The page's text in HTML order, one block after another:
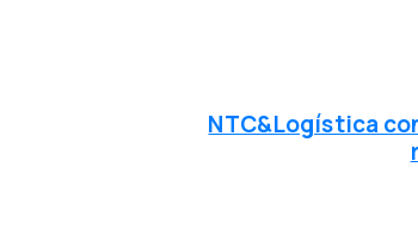
NTC&Logística